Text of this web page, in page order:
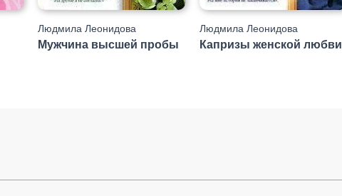
Людмила Леонидова
Мужчина высшей пробы
Людмила Леонидова
Капризы женской любви